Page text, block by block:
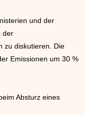
und der
der
zu diskutieren. Die
Emissionen um 30 %
Absturz eines